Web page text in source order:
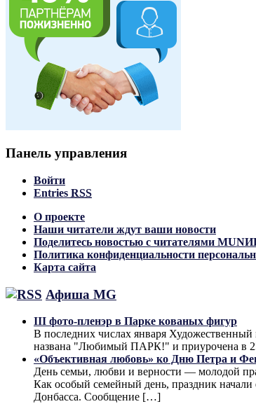
Панель управления
Войти
Entries RSS
О проекте
Наши читатели ждут ваши новости
Поделитесь новостью с читателями
Политика конфиденциальности
Карта сайта
Афиша MG
III фото-пленэр в Парке кованых фигур
В последних числах января
названа "Любимый ПАРК!" и приурочена в
«Объективная любовь» ко Дню Петра и
День семьи, любви и верности — молодой
Как особый семейный день, праздник
Донбасса. Сообщение […]